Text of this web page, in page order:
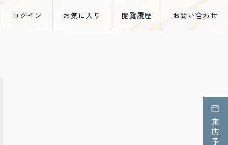
ログイン お気に入り 閲覧履歴 お問い合わせ